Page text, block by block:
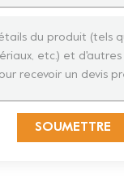
SOUMETTRE